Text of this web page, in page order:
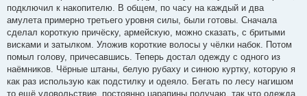
подключил к накопителю. В общем, по часу на каждый и два
амулета примерно третьего уровня силы, были готовы. Сначала
сделал короткую причёску, армейскую, можно сказать, с бритыми
висками и затылком. Уложив короткие волосы у чёлки набок. Потом
помыл голову, причесавшись. Теперь достал одежду с одного из
наёмников. Чёрные штаны, белую рубаху и синюю куртку, которую я
как раз использую как подстилку и одеяло. Бегать по лесу нагишом
то ещё удовольствие, постоянно царапины получаю, так что одежда